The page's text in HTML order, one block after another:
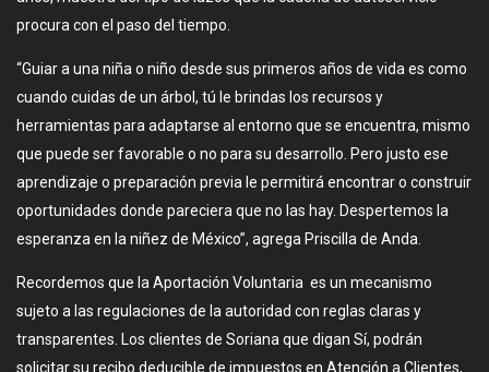
procura con el paso del tiempo.
“Guiar a una niña o niño desde sus primeros años de vida es como
cuando cuidas de un árbol, tú le brindas los recursos y
herramientas para adaptarse al entorno que se encuentra, mismo
que puede ser favorable o no para su desarrollo. Pero justo ese
aprendizaje o preparación previa le permitirá encontrar o construir
oportunidades donde pareciera que no las hay. Despertemos la
esperanza en la niñez de México”, agrega Priscilla de Anda.
Recordemos que la Aportación Voluntaria es un mecanismo
sujeto a las regulaciones de la autoridad con reglas claras y
transparentes. Los clientes de Soriana que digan Sí, podrán
solicitar su recibo deducible de impuestos en Atención a Clientes,